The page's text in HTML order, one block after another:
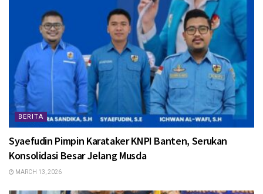
BERITA
Syaefudin Pimpin Karataker KNPI Banten, Serukan
Konsolidasi Besar Jelang Musda
MARCH 13, 2026